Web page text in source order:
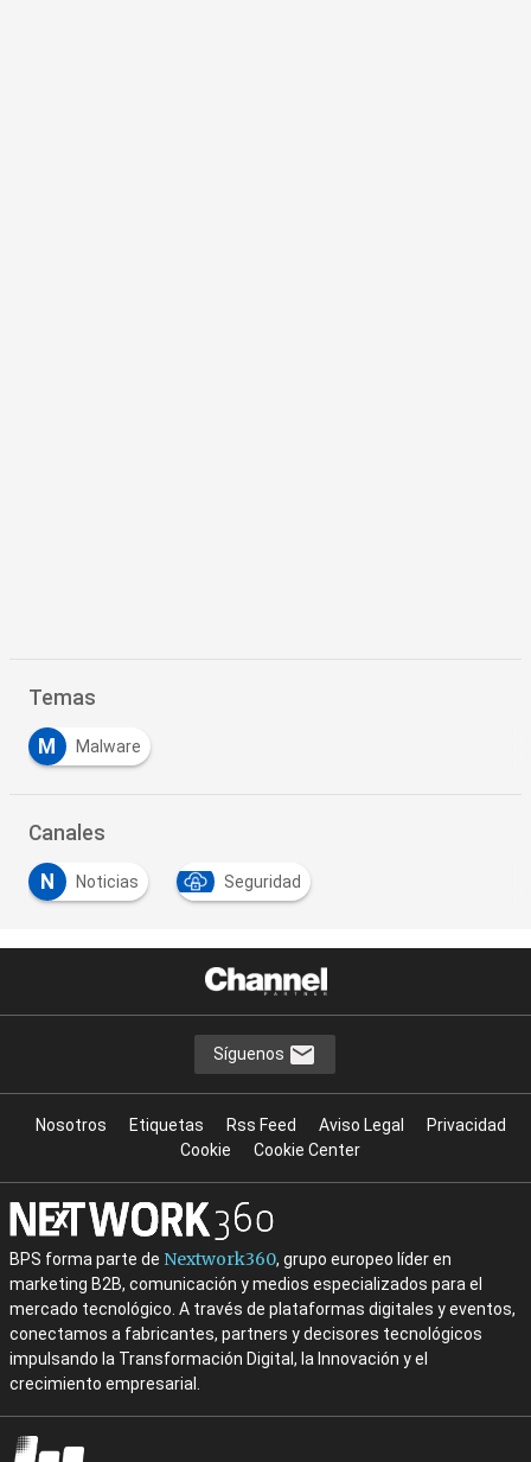
Temas
M Malware
Canales
N Noticias Seguridad
Síguenos
Nosotros Etiquetas Rss Feed Aviso Legal
Privacidad
Cookie
Cookie Center
BPS forma parte de Nextwork360, grupo europeo líder en
marketing B2B, comunicación y medios especializados para el
mercado tecnológico. A través de plataformas digitales y eventos,
conectamos a fabricantes, partners y decisores tecnológicos
impulsando la Transformación Digital, la Innovación y el
crecimiento empresarial.